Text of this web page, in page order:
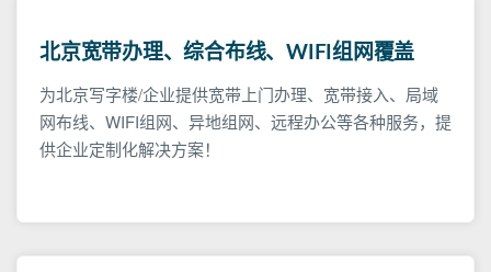
北京宽带办理、综合布线、WIFI组网覆盖
为北京写字楼/企业提供宽带上门办理、宽带接入、局域
网布线、WIFI组网、异地组网、远程办公等各种服务，提
供企业定制化解决方案！